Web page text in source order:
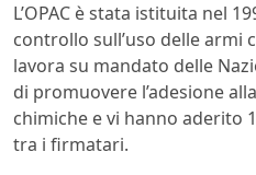
L’OPAC è stata istituita nel
controllo sull’uso delle armi
lavora su mandato delle
di promuovere l’adesione
chimiche e vi hanno aderito
tra i firmatari.